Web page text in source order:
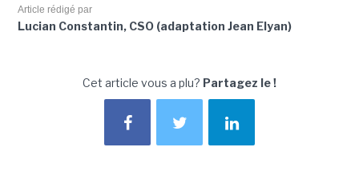
Article rédigé par
Lucian Constantin, CSO (adaptation Jean Elyan)
Cet article vous a plu? Partagez le !